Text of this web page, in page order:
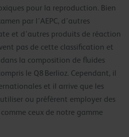
pour la reproduction. Bien
par l’AEPC, d’autres
et d’autres produits de réaction
pas de cette classification et
la composition de fluides
le Q8 Berlioz. Cependant, il
et il arrive que les
ou préfèrent employer des
ceux de notre gamme